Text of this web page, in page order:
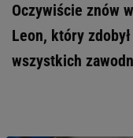
Oczywiście znów
Leon, który
wszystkich